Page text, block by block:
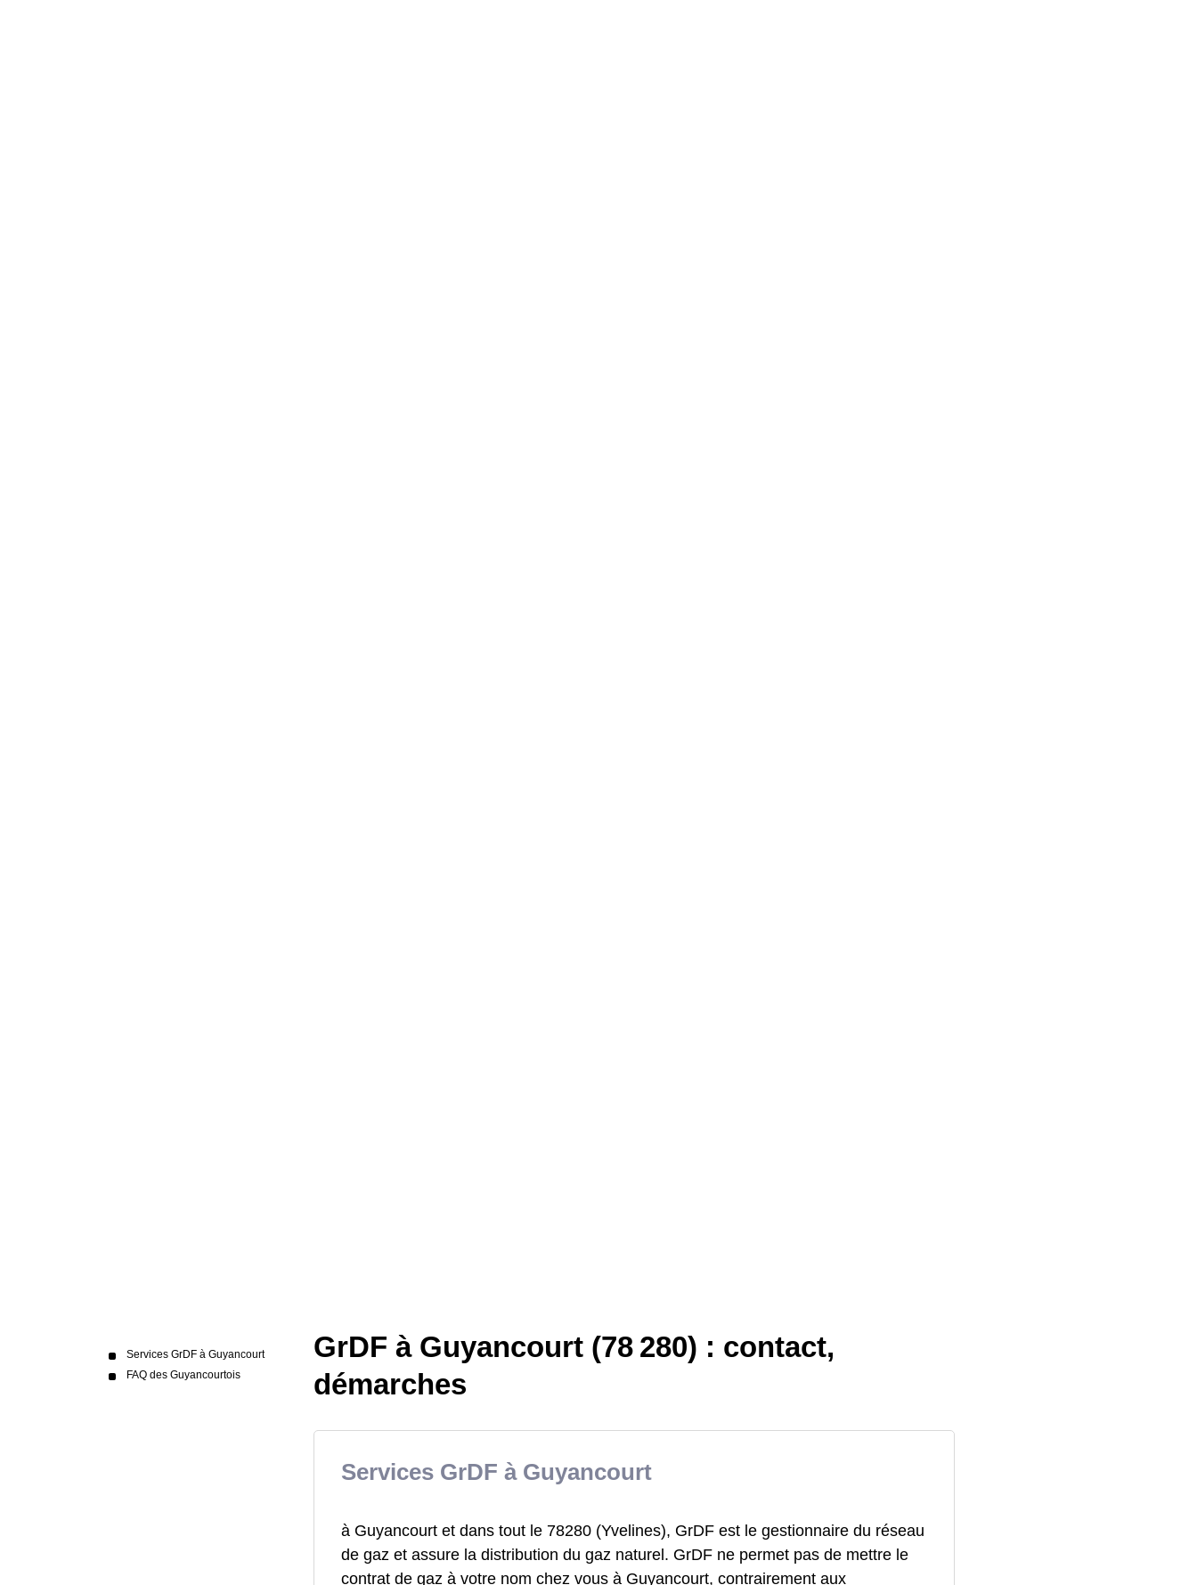
Services GrDF à Guyancourt
FAQ des Guyancourtois
GrDF à Guyancourt (78 280) : contact,
démarches
Services GrDF à Guyancourt
à Guyancourt et dans tout le 78280 (Yvelines), GrDF est le gestionnaire du réseau
de gaz et assure la distribution du gaz naturel. GrDF ne permet pas de mettre le
contrat de gaz à votre nom chez vous à Guyancourt, contrairement aux